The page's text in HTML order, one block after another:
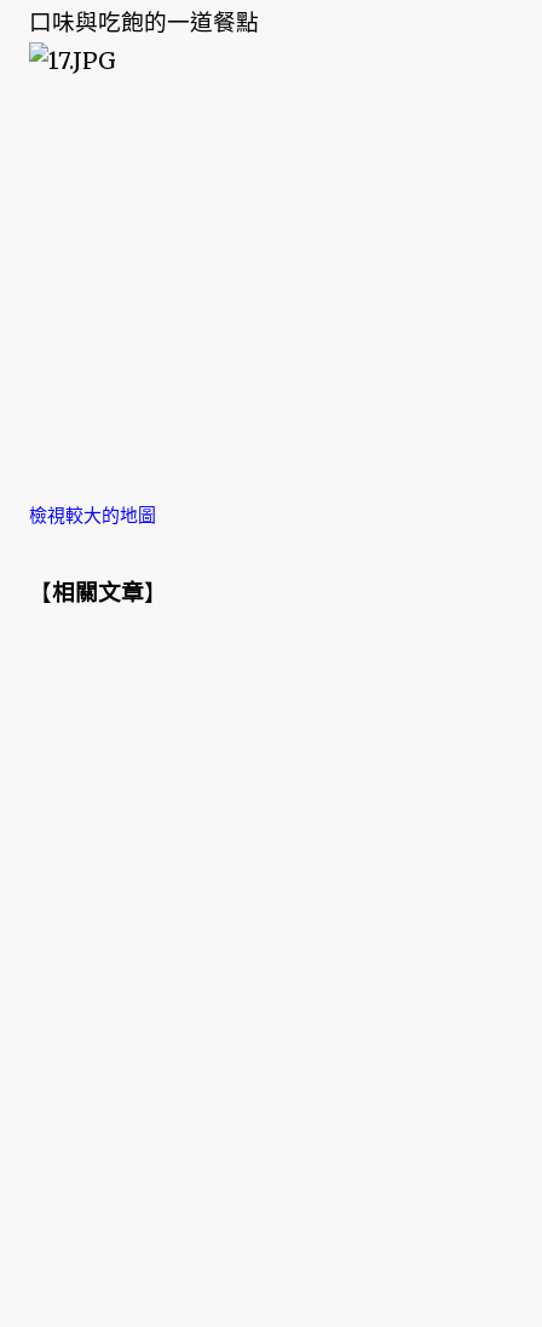
口味與吃飽的一道餐點
檢視較大的地圖
【相關文章】